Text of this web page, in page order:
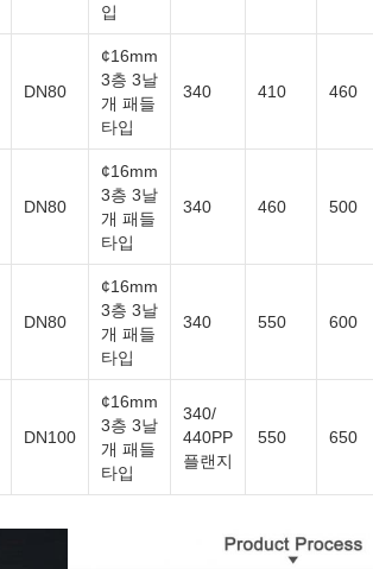
입
DN80
¢16mm
3층 3날
개 패들
타입
340 410 460
DN80
¢16mm
3층 3날
개 패들
타입
340 460 500
DN80
¢16mm
3층 3날
개 패들
타입
340 550 600
DN100
¢16mm
3층 3날
개 패들
타입
340/
440PP
플랜지
550 650